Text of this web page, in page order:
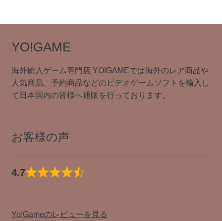
品
商
YO!GAME
海外輸入ゲーム専門店 YO!GAMEでは海外のレア商品や
人気商品、予約商品などのビデオゲームソフトを輸入し
て日本国内の皆様へ通販を行っております。
お客様の声
4.7
Yo!Gameのレビューを見る